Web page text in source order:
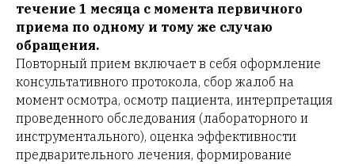
течение 1 месяца с момента первичного
приема по одному и тому же случаю
обращения.
Повторный прием включает в себя оформление
консультативного протокола, сбор жалоб на
момент осмотра, осмотр пациента, интерпретация
проведенного обследования (лабораторного и
инструментального), оценка эффективности
предварительного лечения, формирование